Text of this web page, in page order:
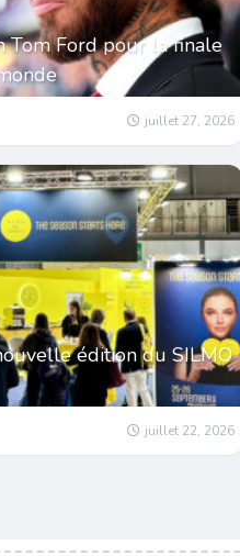
Tom Ford pour la finale
juillet 27, 2026
édition du SILMO
juillet 22, 2026